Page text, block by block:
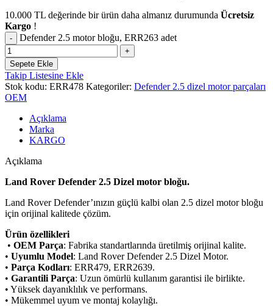
10.000 TL değerinde bir ürün daha almanız durumunda Ücretsiz
Kargo !
Defender 2.5 motor bloğu, ERR263 adet
Sepete Ekle
Takip Listesine Ekle
Stok kodu: ERR478 Kategoriler: Defender 2.5 dizel motor parçaları
OEM
Açıklama
Marka
KARGO
Açıklama
Land Rover Defender 2.5 Dizel motor bloğu.
Land Rover Defender’ınızın güçlü kalbi olan 2.5 dizel motor bloğu
için orijinal kalitede çözüm.
Ürün özellikleri
• OEM Parça: Fabrika standartlarında üretilmiş orijinal kalite.
• Uyumlu Model: Land Rover Defender 2.5 Dizel Motor.
• Parça Kodları: ERR479, ERR2639.
• Garantili Parça: Uzun ömürlü kullanım garantisi ile birlikte.
• Yüksek dayanıklılık ve performans.
• Mükemmel uyum ve montaj kolaylığı.